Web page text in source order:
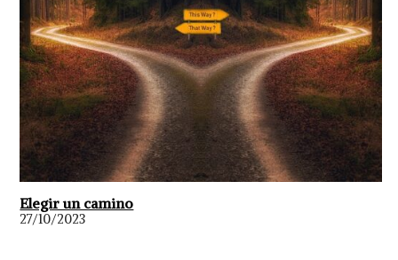
Elegir un camino
27/10/2023